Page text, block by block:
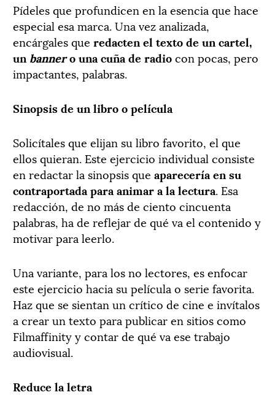
Pídeles que profundicen en la esencia que hace
especial esa marca. Una vez analizada,
encárgales que redacten el texto de un cartel,
un bannero una cuña de radiocon pocas, pero
impactantes, palabras.
Sinopsis de un libro o película
Solicítales que elijan su libro favorito, el que
ellos quieran. Este ejercicio individual consiste
en redactar la sinopsis que aparecería en su
contraportada para animar a la lectura. Esa
redacción, de no más de ciento cincuenta
palabras, ha de reflejar de qué va el contenido y
motivar para leerlo.
Una variante, para los no lectores, es enfocar
este ejercicio hacia su película o serie favorita.
Haz que se sientan un crítico de cine e invítalos
a crear un texto para publicar en sitios como
Filmaffinity y contar de qué va ese trabajo
audiovisual.
Reduce la letra